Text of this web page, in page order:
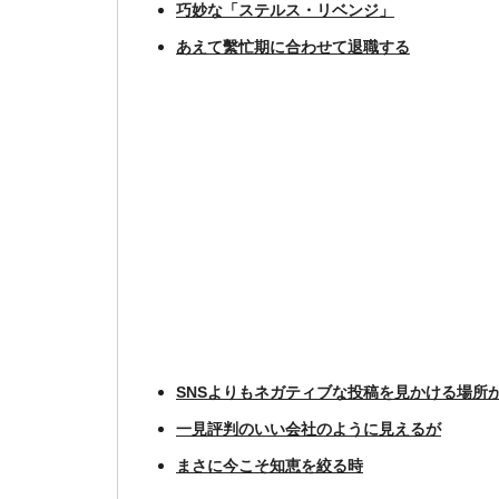
巧妙な「ステルス・リベンジ」
あえて繫忙期に合わせて退職する
SNSよりもネガティブな投稿を見かける場所
一見評判のいい会社のように見えるが
まさに今こそ知恵を絞る時